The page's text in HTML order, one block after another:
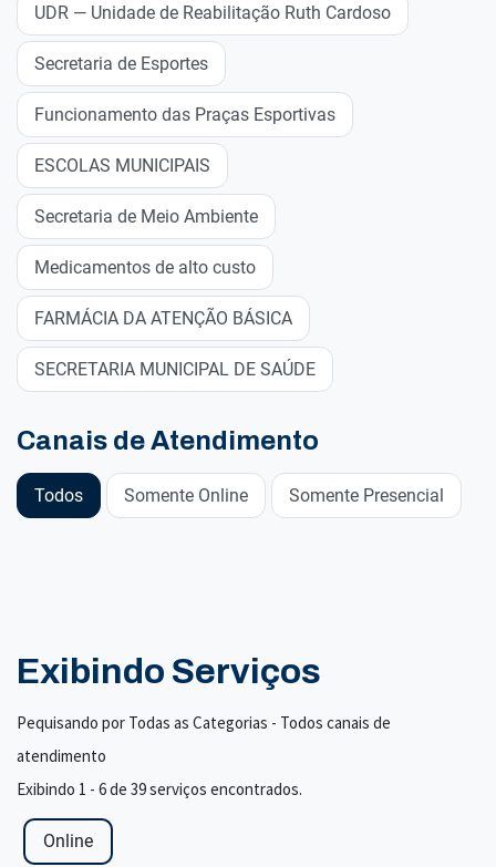
UDR — Unidade de Reabilitação Ruth Cardoso
Secretaria de Esportes
Funcionamento das Praças Esportivas
ESCOLAS MUNICIPAIS
Secretaria de Meio Ambiente
Medicamentos de alto custo
FARMÁCIA DA ATENÇÃO BÁSICA
SECRETARIA MUNICIPAL DE SAÚDE
Canais de Atendimento
Todos Somente Online Somente Presencial
Exibindo Serviços
Pequisando por Todas as Categorias - Todos canais de
atendimento
Exibindo 1 - 6 de 39 serviços encontrados.
Online